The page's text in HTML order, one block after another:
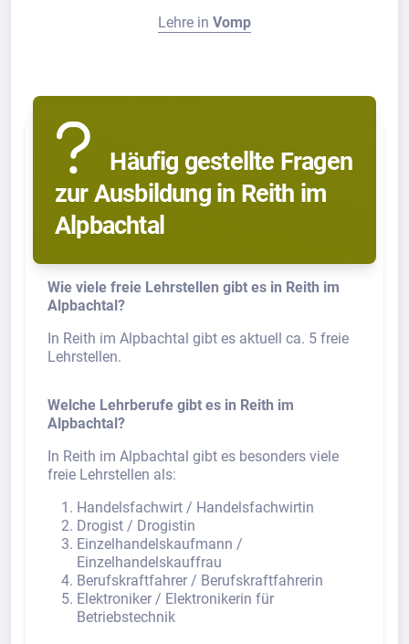
Lehre in Vomp
Häufig gestellte Fragen
zur Ausbildung in Reith im
Alpbachtal
Wie viele freie Lehrstellen gibt es in Reith im
Alpbachtal?
In Reith im Alpbachtal gibt es aktuell ca. 5 freie
Lehrstellen.
Welche Lehrberufe gibt es in Reith im
Alpbachtal?
In Reith im Alpbachtal gibt es besonders viele
freie Lehrstellen als:
Handelsfachwirt / Handelsfachwirtin
Drogist / Drogistin
Einzelhandelskaufmann /
Einzelhandelskauffrau
Berufskraftfahrer / Berufskraftfahrerin
Elektroniker / Elektronikerin für
Betriebstechnik